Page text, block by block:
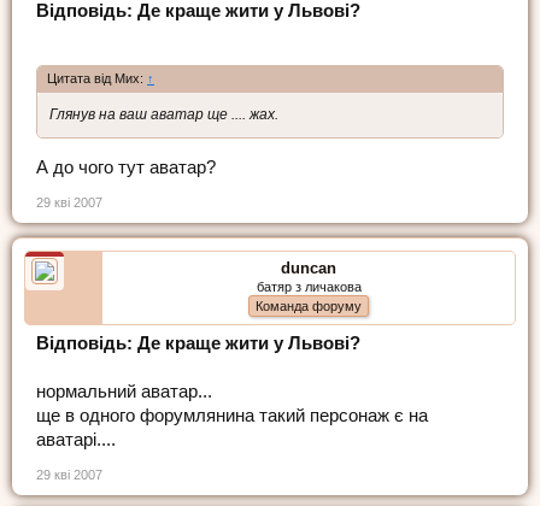
Відповідь: Де краще жити у Львові?
Цитата від Мих: ↑
Глянув на ваш аватар ще .... жах.
А до чого тут аватар?
29 кві 2007
duncan
батяр з личакова
Команда форуму
Відповідь: Де краще жити у Львові?
нормальний аватар...
ще в одного форумлянина такий персонаж є на
аватарі....
29 кві 2007